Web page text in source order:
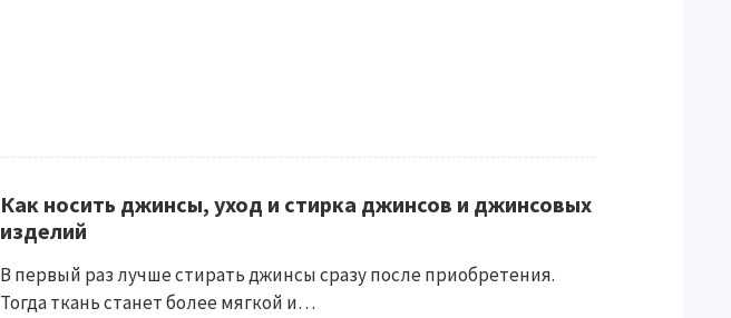
Как носить джинсы, уход и стирка джинсов и джинсовых
изделий
В первый раз лучше стирать джинсы сразу после приобретения.
Тогда ткань станет более мягкой и…